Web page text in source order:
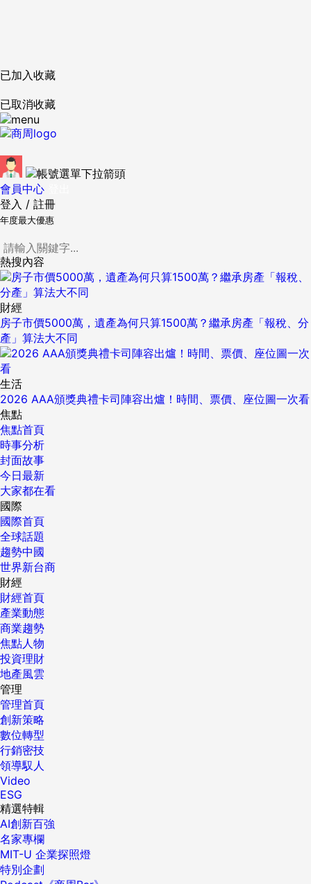
已加入收藏
已取消收藏
會員中心
登入 / 註冊
年度最大優惠
熱搜內容
財經
房子市價5000萬，遺產為何只算1500萬？繼承房產「報稅、分
產」算法大不同
生活
2026 AAA頒獎典禮卡司陣容出爐！時間、票價、座位圖一次看
焦點
焦點首頁
時事分析
封面故事
今日最新
大家都在看
國際
國際首頁
全球話題
趨勢中國
世界新台商
財經
財經首頁
產業動態
商業趨勢
焦點人物
投資理財
地產風雲
管理
管理首頁
創新策略
數位轉型
行銷密技
領導馭人
Video
ESG
精選特輯
AI創新百強
名家專欄
MIT-U 企業探照燈
特別企劃